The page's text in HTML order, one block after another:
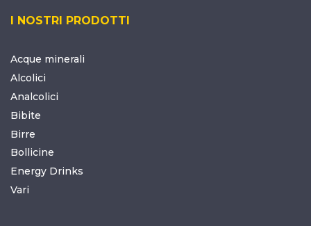
I NOSTRI PRODOTTI
Acque minerali
Alcolici
Analcolici
Bibite
Birre
Bollicine
Energy Drinks
Vari